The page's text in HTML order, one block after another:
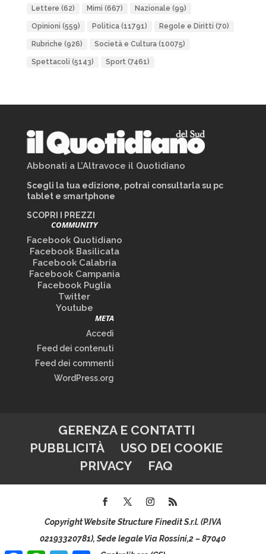
Lettere (62) Mimì (667) Nazionale (99)
Opinioni (559) Politica(11791) Regole e Diritti (70)
Rubriche (926) Società e Cultura(10075)
Spettacoli (5143) Sport(7461)
Abbonati a L’Altravoce il Quotidiano
Scegli la tua edizione, potrai consultarla su pc
tablet e smartphone
SCOPRI I PREZZI
COMMUNITY
Facebook Quotidiano
Facebook Basilicata
Facebook Calabria
Facebook Campania
Facebook Puglia
Twitter
Youtube
META
Accedi
Feed dei contenuti
Feed dei commenti
WordPress.org
GERENZA E CONTATTI
PUBBLICITÀ
USO DEI COOKIE
PRIVACY
FAQ
Copyright Website Structure Finedit S.r.l. (P.IVA
02193320781), Sede legale Via Rossini,2 – 87040